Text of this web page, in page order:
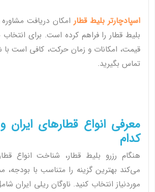
اسپادچارتر بلیط قطارامکان دریافت مشاوره
بلیط قطار را فراهم کرده است. برای انتخاب
قیمت، امکانات و زمان حرکت، کافی است با
تماس بگیرید.
معرفی انواع قطارهای
کدام
هنگام رزرو بلیط قطار، شناخت انواع
می‌کند بهترین گزینه را متناسب با بودجه،
موردنیاز انتخاب کنید. ناوگان ریلی ایران